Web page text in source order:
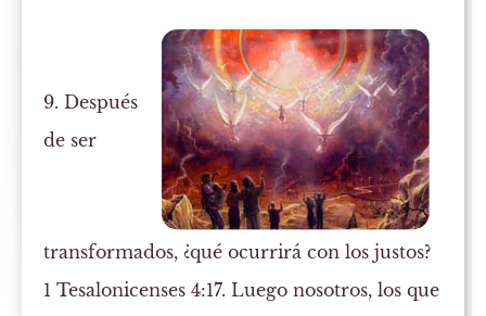
9. Después
de ser
transformados, ¿qué ocurrirá con los justos?
1 Tesalonicenses 4:17. Luego nosotros, los que